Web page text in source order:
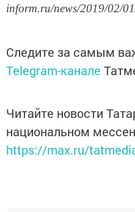
inform.ru/news/2019/02/
Следите за самым
Telegram-канале
Читайте новости
национальном
https://max.ru/